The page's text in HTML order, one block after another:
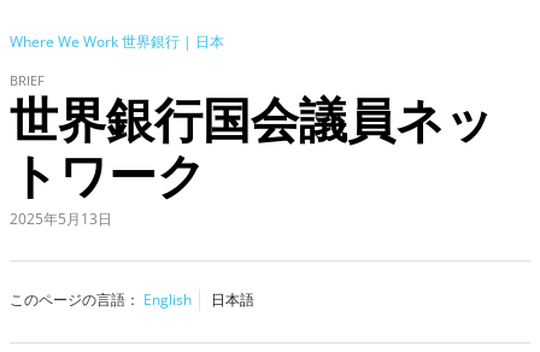
Where We Work世界銀行 | 日本
BRIEF
世界銀行国会議員ネッ
トワーク
2025年5月13日
このページの言語： English 日本語